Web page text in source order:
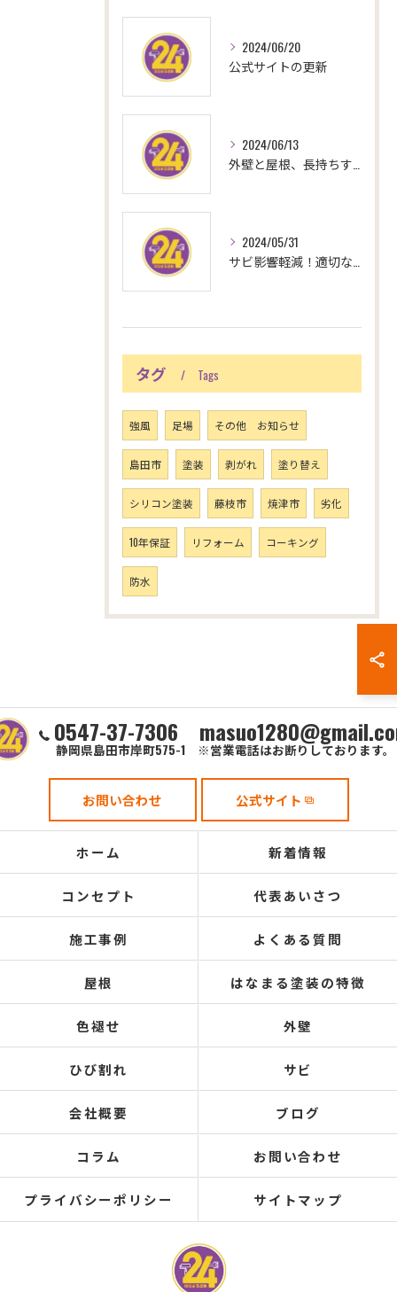
2024/06/20
公式サイトの更新
2024/06/13
2024/05/31
タグ Tags
強風 足場 その他 お知らせ
島田市 塗装 剥がれ 塗り替え
シリコン塗装 藤枝市 焼津市 劣化
10年保証 リフォーム コーキング
防水
0547-37-7306
静岡県島田市岸町575-1 ※営業電話はお断りしております。
お問い合わせ 公式サイト
ホーム 新着情報
コンセプト 代表あいさつ
施工事例 よくある質問
屋根 はなまる塗装の特徴
色褪せ 外壁
ひび割れ サビ
会社概要 ブログ
コラム お問い合わせ
プライバシーポリシー サイトマップ